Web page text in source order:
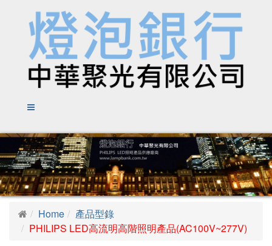
Home
產品型錄
PHILIPS LED高流明高階照明產品(AC100V~277V)